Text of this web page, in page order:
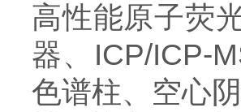
高性能原子荧
器、ICP/ICP-
色谱柱、空心